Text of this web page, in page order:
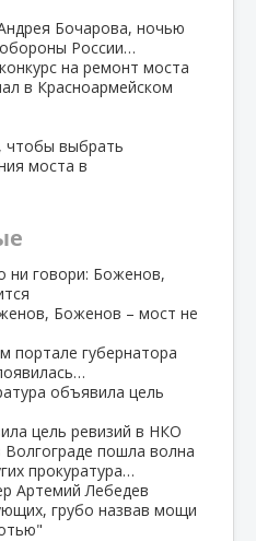
Бочарова, ночью
России…
на ремонт моста
в Красноармейском
чтобы выбрать
моста в
ни говори: Боженов,
портале губернатора
объявила цель
пошла волна
прокуратура…
Артемий Лебедев
грубо назвав мощи